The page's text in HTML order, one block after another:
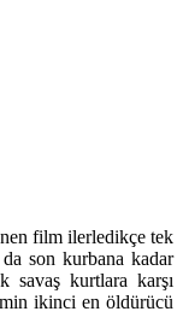
film ilerledikçe tek
son kurbana kadar
savaş kurtlara karşı
ikinci en öldürücü